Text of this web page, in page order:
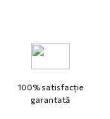
100% satisfacție
garantată